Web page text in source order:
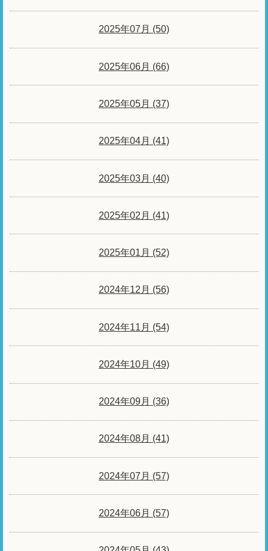
2025年07月 (50)
2025年06月 (66)
2025年05月 (37)
2025年04月 (41)
2025年03月 (40)
2025年02月 (41)
2025年01月 (52)
2024年12月 (56)
2024年11月 (54)
2024年10月 (49)
2024年09月 (36)
2024年08月 (41)
2024年07月 (57)
2024年06月 (57)